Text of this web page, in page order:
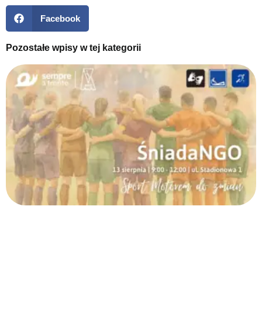
Facebook
Pozostałe wpisy w tej kategorii